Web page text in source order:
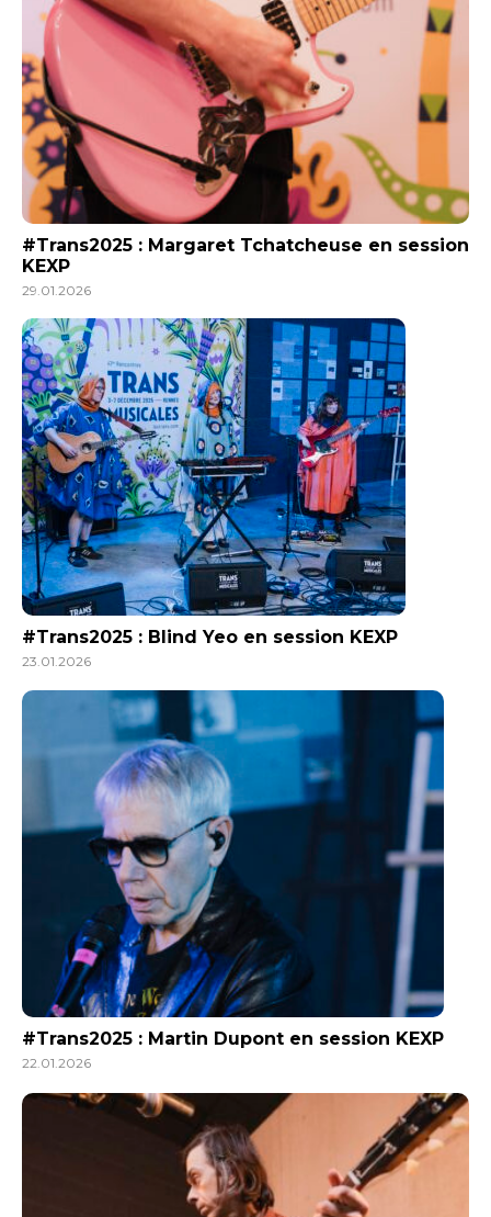
#Trans2025 : Margaret Tchatcheuse en session
KEXP
29.01.2026
#Trans2025 : Blind Yeo en session KEXP
23.01.2026
#Trans2025 : Martin Dupont en session KEXP
22.01.2026